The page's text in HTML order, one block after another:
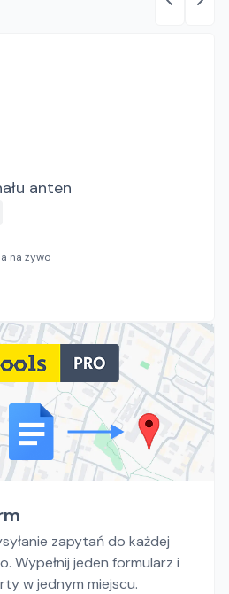
anten
na żywo
zapytań do każdej
Wypełnij jeden formularz i
w jednym miejscu.